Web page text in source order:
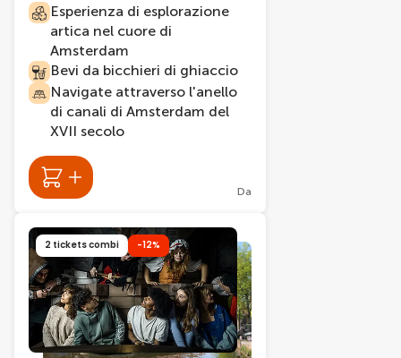
Esperienza di esplorazione
artica nel cuore di
Amsterdam
Bevi da bicchieri di ghiaccio
Navigate attraverso l'anello
di canali di Amsterdam del
XVII secolo
Da
2 tickets combi -12%